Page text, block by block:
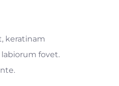
keratinam
fovet.